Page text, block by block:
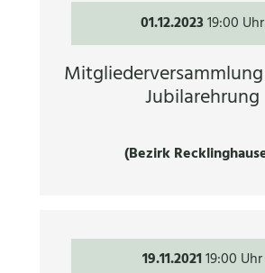
01.12.202319:00 Uhr
Jubilarehrung
(Bezirk
19.11.202119:00 Uhr